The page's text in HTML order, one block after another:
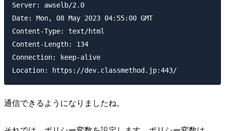
Server: awselb/2.0
Date: Mon, 08 May 2023 04:55:00 GMT
Content-Type: text/html
Content-Length: 134
Connection: keep-alive
通信できるようになりましたね。